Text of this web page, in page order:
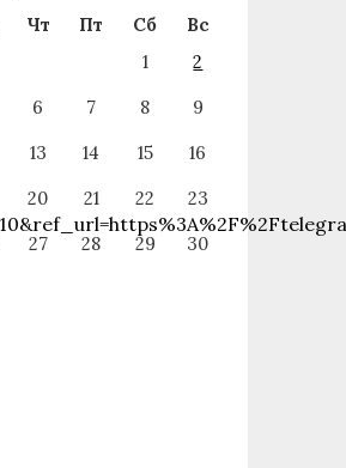
Чт Пт Сб
Вс
1
2
6 7 8
9
13 14 15
16
20 21 22
23
27 28 29
30